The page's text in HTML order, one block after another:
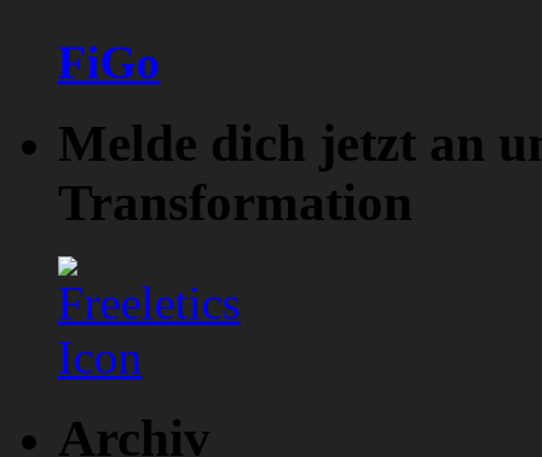
FiGo
Melde dich jetzt an
Transformation
Archiv